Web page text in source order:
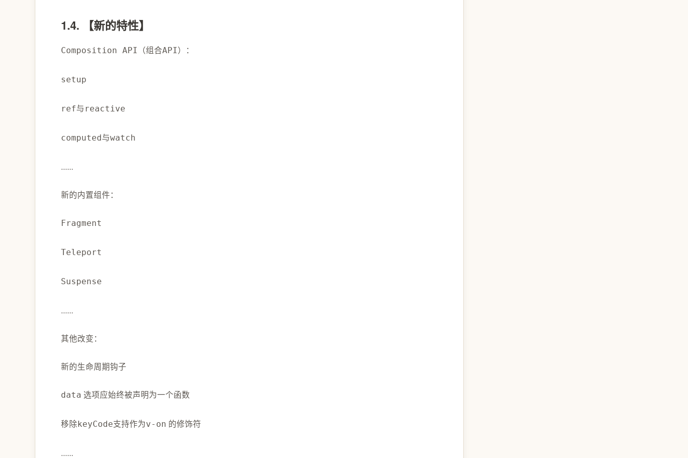
1.4. 【新的特性】
Composition API （组合API）：
setup
ref与 reactive
computed 与watch
......
新的内置组件：
Fragment
Teleport
Suspense
......
其他改变：
新的生命周期钩子
data 选项应始终被声明为一个函数
移除 keyCode支持作为v-on 的修饰符
......